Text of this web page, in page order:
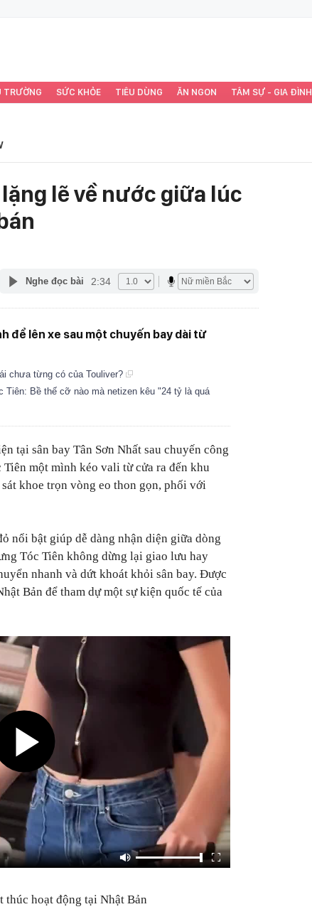
TRƯỜNG SỨC KHỎE TIÊU DÙNG ĂN NGON TÂM SỰ - GIA ĐÌNH
lẽ về nước giữa lúc
Nghe đọc bài 2:34
để lên xe sau một chuyến bay dài từ
chưa từng có của Touliver?
Bề thế cỡ nào mà netizen kêu "24 tỷ là quá
tại sân bay Tân Sơn Nhất sau chuyến công
một mình kéo vali từ cửa ra đến khu
khoe trọn vòng eo thon gọn, phối với
nổi bật giúp dễ dàng nhận diện giữa dòng
Tóc Tiên không dừng lại giao lưu hay
nhanh và dứt khoát khỏi sân bay. Được
Bản để tham dự một sự kiện quốc tế của
thúc hoạt động tại Nhật Bản